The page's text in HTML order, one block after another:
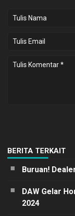
BERITA TERKAIT
Buruan!
DAW Gelar
2024